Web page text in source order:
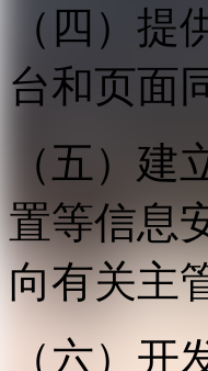
（四）
台和页面
（五）
置等信息
向有关主
（六）